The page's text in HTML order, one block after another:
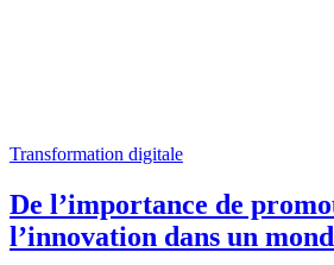
Transformation digitale
De l’importance de
l’innovation dans un